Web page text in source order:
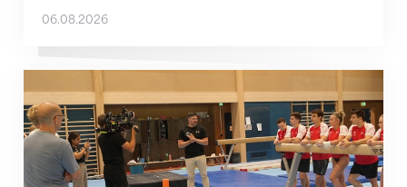
06.08.2026
En route pour Zagreb avec des objectifs clairs